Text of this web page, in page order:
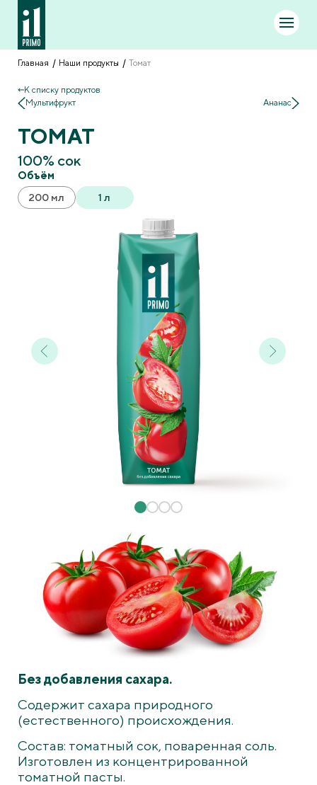
Главная Наши продукты Томат
К списку продуктов
Мультифрукт
Ананас
ТОМАТ
100% сок
Объём
200 мл
1 л
Без добавления сахара.
Содержит сахара природного
(естественного) происхождения.
Состав: томатный сок, поваренная соль.
Изготовлен из концентрированной
томатной пасты.